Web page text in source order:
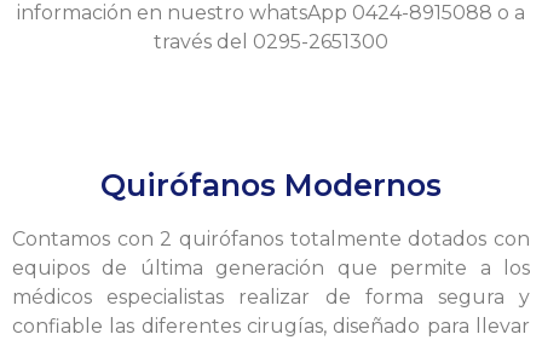
información en nuestro whatsApp 0424-8915088 o a
través del 0295-2651300
Quirófanos Modernos
Contamos con 2 quirófanos totalmente dotados con
equipos de última generación que permite a los
médicos especialistas realizar de forma segura y
confiable las diferentes cirugías, diseñado para llevar